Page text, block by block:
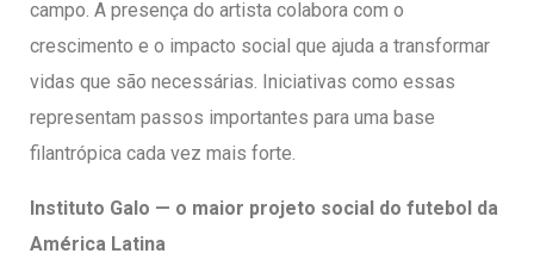
campo. A presença do artista colabora com o
crescimento e o impacto social que ajuda a transformar
vidas que são necessárias. Iniciativas como essas
representam passos importantes para uma base
filantrópica cada vez mais forte.
Instituto Galo — o maior projeto social do futebol da
América Latina